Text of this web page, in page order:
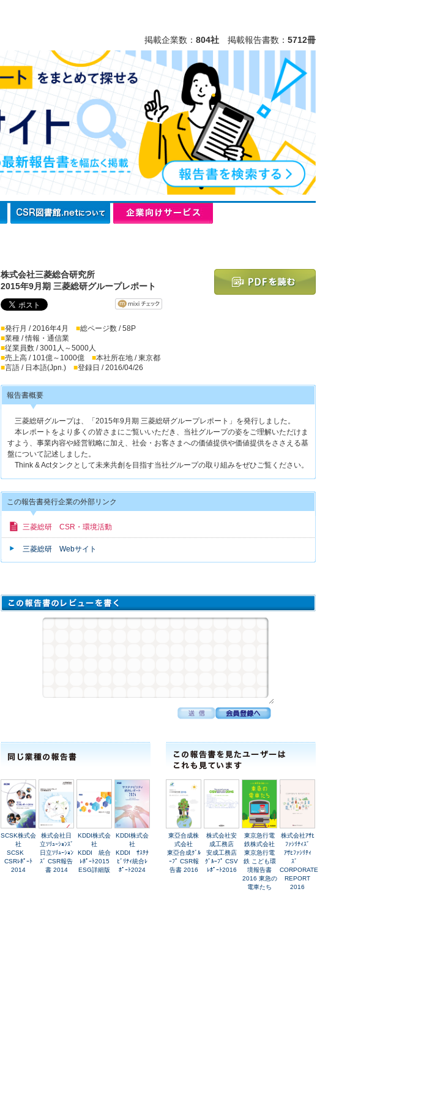
掲載企業数： 804社 掲載報告書数： 5712冊
株式会社三菱総合研究所
2015年9月期 三菱総研グループレポート
■発行月 / 2016年4月 ■総ページ数 / 58P
■業種 / 情報・通信業
■従業員数 / 3001人～5000人
■売上高 / 101億～1000億 ■本社所在地 / 東京都
■言語 / 日本語(Jpn.) ■登録日 / 2016/04/26
報告書概要
三菱総研グループは、「2015年9月期 三菱総研グループレポート」を発行しました。
本レポートをより多くの皆さまにご覧いいただき、当社グループの姿をご理解いただけま
すよう、事業内容や経営戦略に加え、社会・お客さまへの価値提供や価値提供をささえる基
盤について記述しました。
Think & Actタンクとして未来共創を目指す当社グループの取り組みをぜひご覧ください。
この報告書発行企業の外部リンク
三菱総研 CSR・環境活動
三菱総研 Webサイト
SCSK株式会
社
SCSK
CSRﾚﾎﾟｰﾄ
2014
株式会社日
立ｿﾘｭｰｼｮﾝｽﾞ
日立ｿﾘｭｰｼｮﾝ
ｽﾞ CSR報告
書 2014
KDDI株式会
社
KDDI 統合
ﾚﾎﾟｰﾄ2015
ESG詳細版
KDDI株式会
社
KDDI ｻｽﾃﾅ
ﾋﾞﾘﾃｨ統合ﾚ
ﾎﾟｰﾄ2024
東亞合成株
式会社
東亞合成ｸﾞﾙ
ｰﾌﾟ CSR報
告書 2016
株式会社安
成工務店
安成工務店
ｸﾞﾙｰﾌﾟ CSV
ﾚﾎﾟｰﾄ2016
東京急行電
鉄株式会社
東京急行電
鉄 こども環
境報告書
2016 東急の
電車たち
株式会社ｱｻﾋ
ﾌｧｼﾘﾃｨｽﾞ
ｱｻﾋﾌｧｼﾘﾃｨ
ｽﾞ
CORPORATE
REPORT
2016